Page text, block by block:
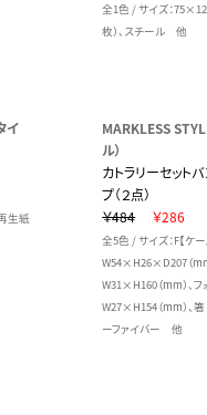
全1色 / サイズ：
枚）、スチール 他
イ
生紙
MARKLESS
ル）
カトラリーセット
プ（２点）
￥484
￥286
全5色 / サイズ：F【ケー
W54×H26×D207（
W31×H160（mm）、フ
W27×H154（mm）、箸
ーファイバー 他